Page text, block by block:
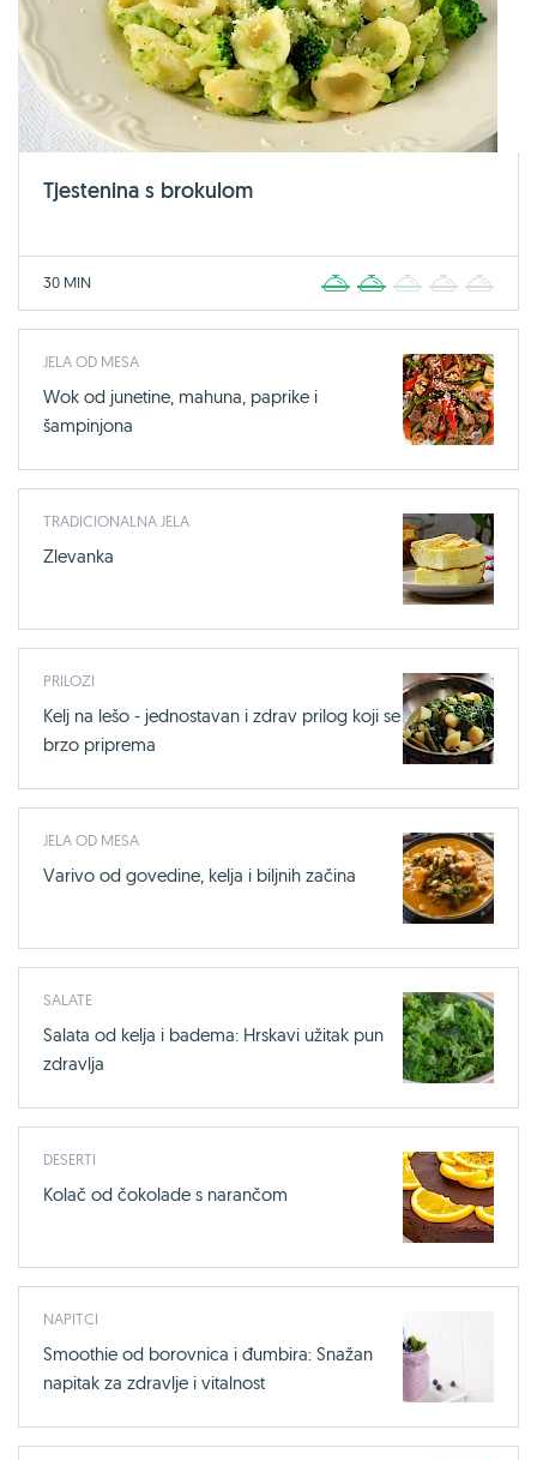
Tjestenina s brokulom
30 MIN 2 3 4
JELA OD MESA
Wok od junetine, mahuna, paprike i
šampinjona
TRADICIONALNA JELA
Zlevanka
PRILOZI
Kelj na lešo - jednostavan i zdrav prilog koji se
brzo priprema
JELA OD MESA
Varivo od govedine, kelja i biljnih začina
SALATE
Salata od kelja i badema: Hrskavi užitak pun
zdravlja
DESERTI
Kolač od čokolade s narančom
NAPITCI
Smoothie od borovnica i đumbira: Snažan
napitak za zdravlje i vitalnost